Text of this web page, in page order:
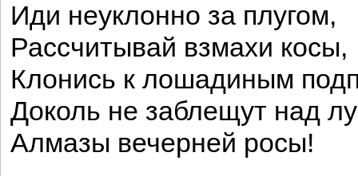
Иди неуклонно за плугом,
Рассчитывай взмахи косы,
Клонись к лошадиным
Доколь не заблещут над
Алмазы вечерней росы!